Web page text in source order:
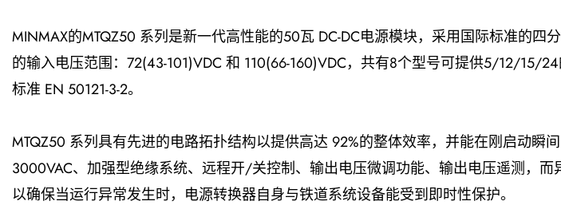
MINMAX的MTQZ50 系列是新一代高性能的50瓦 DC-DC电源模块，采用国际标准的
的输入电压范围：72(43-101)VDC 和 110(66-160)VDC，共有8个型号可提供5/12/15/
标准 EN 50121-3-2。
MTQZ50 系列具有先进的电路拓扑结构以提供高达 92%的整体效率，并能在刚启动
3000VAC、加强型绝缘系统、远程开/关控制、输出电压微调功能、输出电压遥测，
以确保当运行异常发生时，电源转换器自身与铁道系统设备能受到即时性保护。